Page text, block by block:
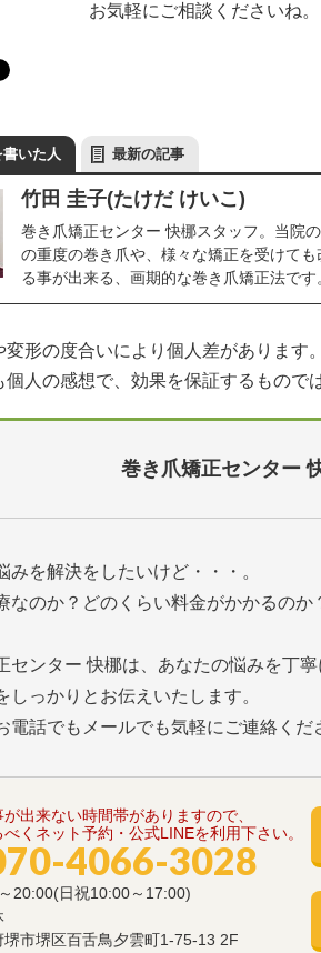
お気軽にご相談くださいね。
いた人 最新の記事
竹田 圭子(たけだ けいこ)
巻き爪矯正センター 快梛スタッフ。当院
の重度の巻き爪や、様々な矯正を受けて
る事が出来る、画期的な巻き爪矯正法です
形の度合いにより個人差があります。
人の感想で、効果を保証するもので
巻き爪矯正センター
みを解決をしたいけど・・・。
なのか？どのくらい料金がかかるの
センター 快梛は、あなたの悩みを丁
しっかりとお伝えいたします。
電話でもメールでも気軽にご連絡くだ
出来ない時間帯がありますので、
くネット予約・公式LINEを利用下さい。
4066-3028
20:00(日祝10:00～17:00)
堺市堺区百舌鳥夕雲町1-75-13 2F